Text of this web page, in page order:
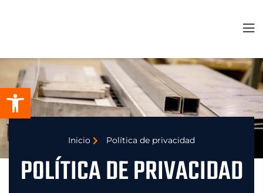
Inicio Política de privacidad
POLÍTICA DE PRIVACIDAD
Abrir barra de herramientas